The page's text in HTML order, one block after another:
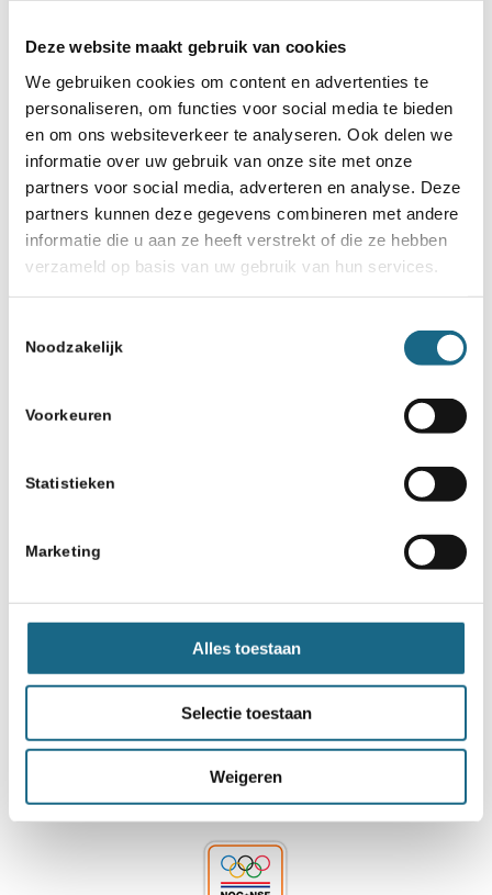
Deze website maakt gebruik van cookies
We gebruiken cookies om content en advertenties te
personaliseren, om functies voor social media te bieden
en om ons websiteverkeer te analyseren. Ook delen we
informatie over uw gebruik van onze site met onze
partners voor social media, adverteren en analyse. Deze
partners kunnen deze gegevens combineren met andere
informatie die u aan ze heeft verstrekt of die ze hebben
verzameld op basis van uw gebruik van hun services.
Noodzakelijk
Voorkeuren
Statistieken
Marketing
Alles toestaan
Selectie toestaan
Weigeren
Foreest speelt tegen Alexey Sarana.
Partijen zijnlive te volgen.
Het volledige speelschema
Deofficiële website
Categorie
TeamNL
Schaken.nl wordt mede mogelijk gemaakt
door: